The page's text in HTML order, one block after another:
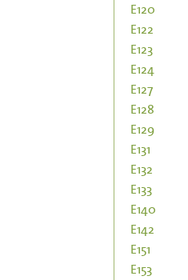
E120
E122
E123
E124
E127
E128
E129
E131
E132
E133
E140
E142
E151
E153